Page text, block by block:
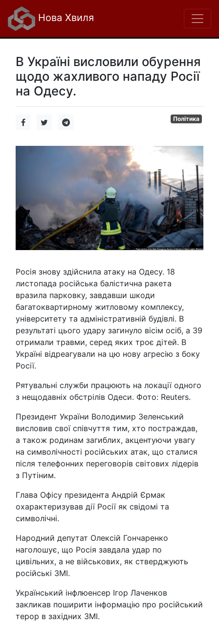
Нова Хвиля
В Україні висловили обурення
щодо жахливого нападу Росії
на Одесу.
Політика
Росія знову здійснила атаку на Одесу. 18
листопада російська балістична ракета
вразила парковку, завдавши шкоди
багатоквартирному житловому комплексу,
університету та адміністративній будівлі. В
результаті цього удару загинуло вісім осіб, а 39
отримали травми, серед яких троє дітей. В
Україні відреагували на цю нову агресію з боку
Росії.
Рятувальні служби працюють на локації одного
з нещодавніх обстрілів Одеси. Фото: Reuters.
Президент України Володимир Зеленський
висловив свої співчуття тим, хто постраждав,
а також родинам загиблих, акцентуючи увагу
на символічності російських атак, що сталися
після телефонних переговорів світових лідерів
з Путіним.
Глава Офісу президента Андрій Єрмак
охарактеризував дії Росії як свідомі та
символічні.
Народний депутат Олексій Гончаренко
наголошує, що Росія завдала удар по
цивільних, а не військових, як стверджують
російські ЗМІ.
Український інфлюенсер Ігор Лаченков
закликав поширити інформацію про російський
терор в західних ЗМІ.